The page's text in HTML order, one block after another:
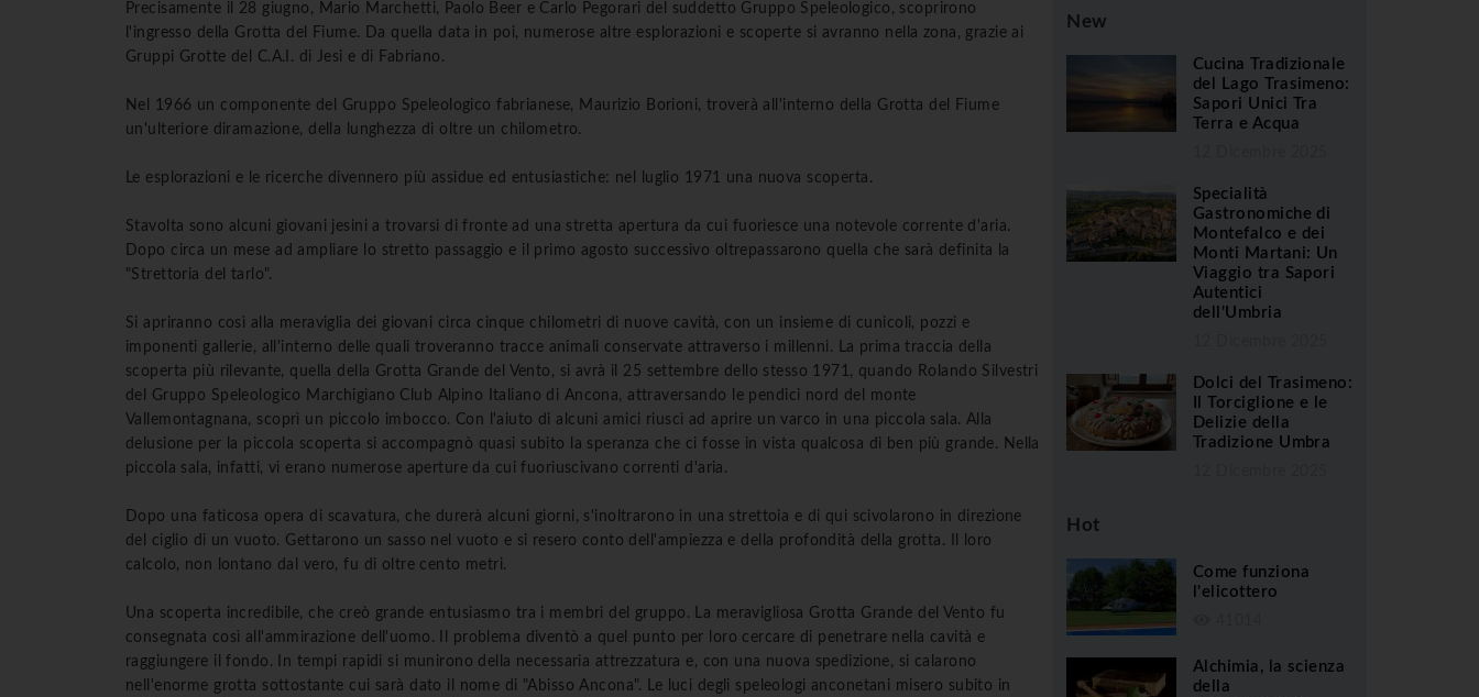
Precisamente il 28 giugno, Mario Marchetti, Paolo Beer e Carlo Pegorari del suddetto Gruppo Speleologico, scoprirono
l'ingresso della Grotta del Fiume. Da quella data in poi, numerose altre esplorazioni e scoperte si avranno nella zona, grazie ai
Gruppi Grotte del C.A.I. di Jesi e di Fabriano.
Nel 1966 un componente del Gruppo Speleologico fabrianese, Maurizio Borioni, troverà all'interno della Grotta del Fiume
un'ulteriore diramazione, della lunghezza di oltre un chilometro.
Le esplorazioni e le ricerche divennero più assidue ed entusiastiche: nel luglio 1971 una nuova scoperta.
Stavolta sono alcuni giovani jesini a trovarsi di fronte ad una stretta apertura da cui fuoriesce una notevole corrente d'aria.
Dopo circa un mese ad ampliare lo stretto passaggio e il primo agosto successivo oltrepassarono quella che sarà definita la
"Strettoria del tarlo".
Si apriranno così alla meraviglia dei giovani circa cinque chilometri di nuove cavità, con un insieme di cunicoli, pozzi e
imponenti gallerie, all'interno delle quali troveranno tracce animali conservate attraverso i millenni. La prima traccia della
scoperta più rilevante, quella della Grotta Grande del Vento, si avrà il 25 settembre dello stesso 1971, quando Rolando Silvestri
del Gruppo Speleologico Marchigiano Club Alpino Italiano di Ancona, attraversando le pendici nord del monte
Vallemontagnana, scoprì un piccolo imbocco. Con l'aiuto di alcuni amici riuscì ad aprire un varco in una piccola sala. Alla
delusione per la piccola scoperta si accompagnò quasi subito la speranza che ci fosse in vista qualcosa di ben più grande. Nella
piccola sala, infatti, vi erano numerose aperture da cui fuoriuscivano correnti d'aria.
Dopo una faticosa opera di scavatura, che durerà alcuni giorni, s'inoltrarono in una strettoia e di qui scivolarono in direzione
del ciglio di un vuoto. Gettarono un sasso nel vuoto e si resero conto dell'ampiezza e della profondità della grotta. Il loro
calcolo, non lontano dal vero, fu di oltre cento metri.
Una scoperta incredibile, che creò grande entusiasmo tra i membri del gruppo. La meravigliosa Grotta Grande del Vento fu
consegnata così all'ammirazione dell'uomo. Il problema diventò a quel punto per loro cercare di penetrare nella cavità e
raggiungere il fondo. In tempi rapidi si munirono della necessaria attrezzatura e, con una nuova spedizione, si calarono
nell'enorme grotta sottostante cui sarà dato il nome di "Abisso Ancona". Le luci degli speleologi anconetani misero subito in
New
Cucina Tradizionale
del Lago Trasimeno:
Sapori Unici Tra
Terra e Acqua
Specialità
Gastronomiche di
Montefalco e dei
Monti Martani: Un
Viaggio tra Sapori
Autentici
dell'Umbria
Dolci del Trasimeno:
Il Torciglione e le
Delizie della
Tradizione Umbra
Hot
Come funziona
l'elicottero
Alchimia, la scienza
della